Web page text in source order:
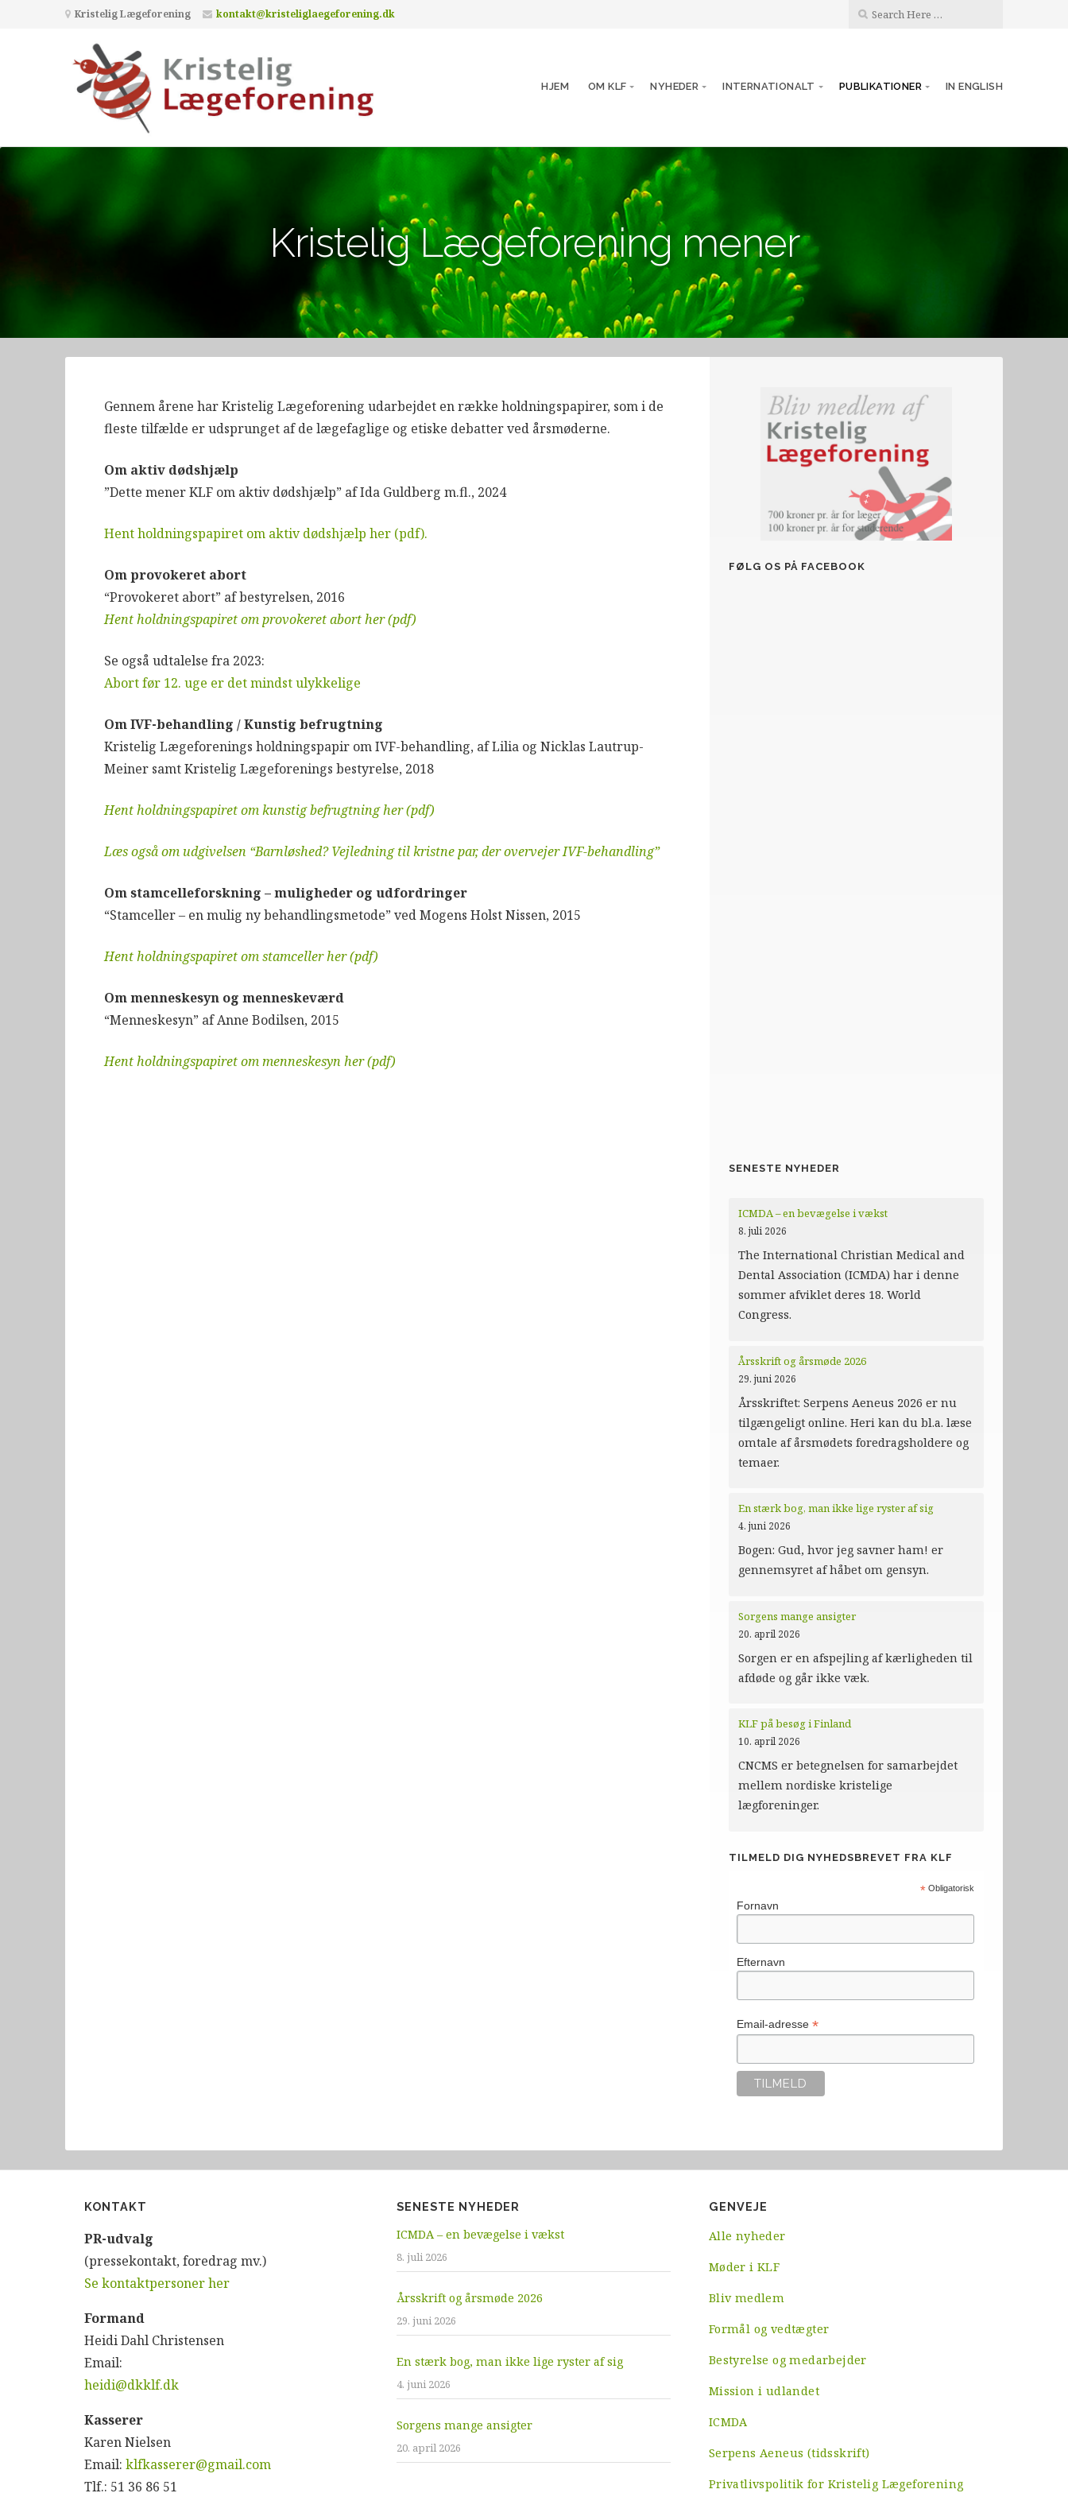
Kristelig Lægeforening kontakt@kristeliglaegeforening.dk
HJEM OM KLF NYHEDER INTERNATIONALT PUBLIKATIONER IN ENGLISH
Kristelig Lægeforening mener
Gennem årene har Kristelig Lægeforening udarbejdet en række holdningspapirer, som i de
fleste tilfælde er udsprunget af de lægefaglige og etiske debatter ved årsmøderne.
Om aktiv dødshjælp
”Dette mener KLF om aktiv dødshjælp” af Ida Guldberg m.fl., 2024
Hent holdningspapiret om aktiv dødshjælp her (pdf).
Om provokeret abort
“Provokeret abort” af bestyrelsen, 2016
Hent holdningspapiret om provokeret abort her (pdf)
Se også udtalelse fra 2023:
Abort før 12. uge er det mindst ulykkelige
Om IVF-behandling / Kunstig befrugtning
Kristelig Lægeforenings holdningspapir om IVF-behandling, af Lilia og Nicklas Lautrup-
Meiner samt Kristelig Lægeforenings bestyrelse, 2018
Hent holdningspapiret om kunstig befrugtning her (pdf)
Læs også om udgivelsen “Barnløshed? Vejledning til kristne par, der overvejer IVF-behandling”
Om stamcelleforskning – muligheder og udfordringer
“Stamceller–en mulig ny behandlingsmetode” ved Mogens Holst Nissen, 2015
Hent holdningspapiret om stamceller her (pdf)
Om menneskesyn og menneskeværd
“Menneskesyn” af Anne Bodilsen, 2015
Hent holdningspapiret om menneskesyn her (pdf)
FØLG OS PÅ FACEBOOK
SENESTE NYHEDER
ICMDA – en bevægelse i vækst
8. juli 2026
The International Christian Medical and
Dental Association (ICMDA) har i denne
sommer afviklet deres 18. World
Congress.
Årsskrift og årsmøde 2026
29. juni 2026
Årsskriftet: Serpens Aeneus 2026 er nu
tilgængeligt online. Heri kan du bl.a. læse
omtale af årsmødets foredragsholdere og
temaer.
En stærk bog, man ikke lige ryster af sig
4. juni 2026
Bogen: Gud, hvor jeg savner ham! er
gennemsyret af håbet om gensyn.
Sorgens mange ansigter
20. april 2026
Sorgen er en afspejling af kærligheden til
afdøde og går ikke væk.
KLF på besøg i Finland
10. april 2026
CNCMS er betegnelsen for samarbejdet
mellem nordiske kristelige
lægforeninger.
TILMELD DIG NYHEDSBREVET FRA KLF
*Obligatorisk
Fornavn
Efternavn
Email-adresse *
KONTAKT
PR-udvalg
(pressekontakt, foredrag mv.)
Se kontaktpersoner her
Formand
Heidi Dahl Christensen
Email:
heidi@dkklf.dk
Kasserer
Karen Nielsen
Email: klfkasserer@gmail.com
Tlf.: 51 36 86 51
SENESTE NYHEDER
ICMDA – en bevægelse i vækst
8. juli 2026
Årsskrift og årsmøde 2026
29. juni 2026
En stærk bog, man ikke lige ryster af sig
4. juni 2026
Sorgens mange ansigter
20. april 2026
GENVEJE
Alle nyheder
Møder i KLF
Bliv medlem
Formål og vedtægter
Bestyrelse og medarbejder
Mission i udlandet
ICMDA
Serpens Aeneus (tidsskrift)
Privatlivspolitik for Kristelig Lægeforening